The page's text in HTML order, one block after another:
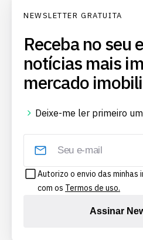
NEWSLETTER GRATUITA
Receba no seu
notícias mais
mercado
Deixe-me ler primeiro
Autorizo o envio das minhas
com os Termos de uso.
Assinar